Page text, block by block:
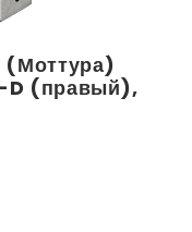
D (правый),